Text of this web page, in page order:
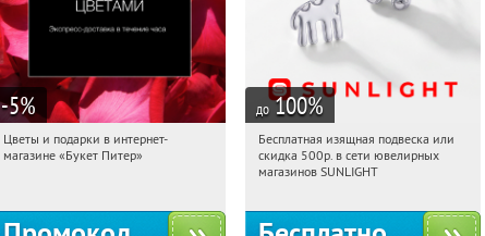
-5%
04:31:32
Получи первым!
Цветы и подарки в интернет-
магазине «Букет Питер»
до 100%
04:31:32 Получили:
Россия
Бесплатная изящная подвеска или
скидка 500р. в сети ювелирных
магазинов SUNLIGHT